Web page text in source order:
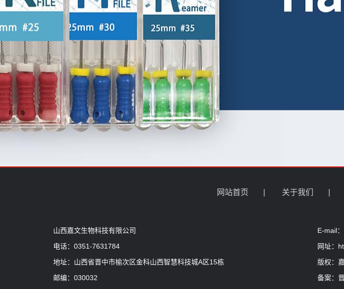
网站首页 关于我们
山西嘉文生物科技有限公司
电话：0351-7631784
地址：山西省晋中市榆次区金科山西智慧科技城A区15栋
邮编：030032
E-mail
网址：
版权：
备案：